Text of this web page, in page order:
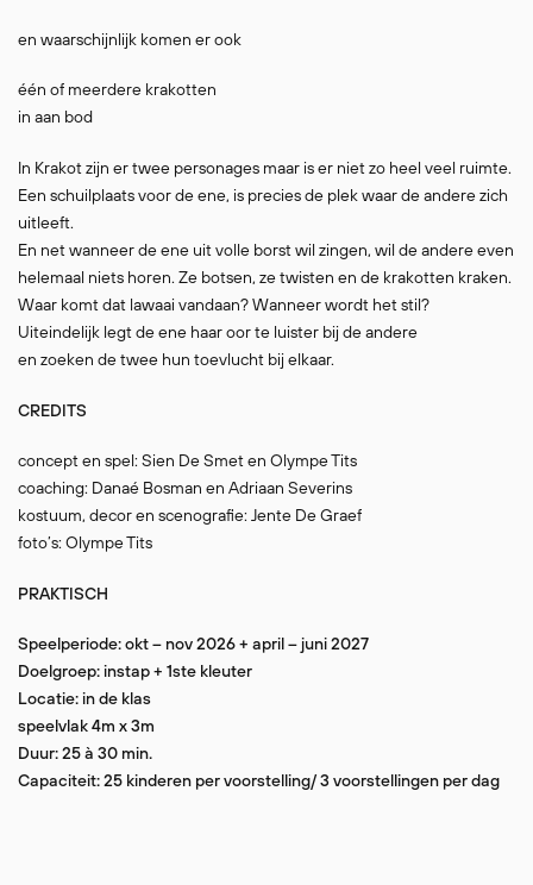
en waarschijnlijk komen er ook
één of meerdere krakotten
in aan bod
In Krakot zijn er twee personages maar is er niet zo heel veel ruimte.
Een schuilplaats voor de ene, is precies de plek waar de andere zich
uitleeft.
En net wanneer de ene uit volle borst wil zingen, wil de andere even
helemaal niets horen. Ze botsen, ze twisten en de krakotten kraken.
Waar komt dat lawaai vandaan? Wanneer wordt het stil?
Uiteindelijk legt de ene haar oor te luister bij de andere
en zoeken de twee hun toevlucht bij elkaar.
CREDITS
concept en spel: Sien De Smet en Olympe Tits
coaching: Danaé Bosman en Adriaan Severins
kostuum, decor en scenografie: Jente De Graef
foto’s: Olympe Tits
PRAKTISCH
Speelperiode: okt – nov 2026 + april – juni 2027
Doelgroep: instap + 1ste kleuter
Locatie: in de klas
speelvlak 4m x 3m
Duur: 25 à 30 min.
Capaciteit: 25 kinderen per voorstelling/ 3 voorstellingen per dag